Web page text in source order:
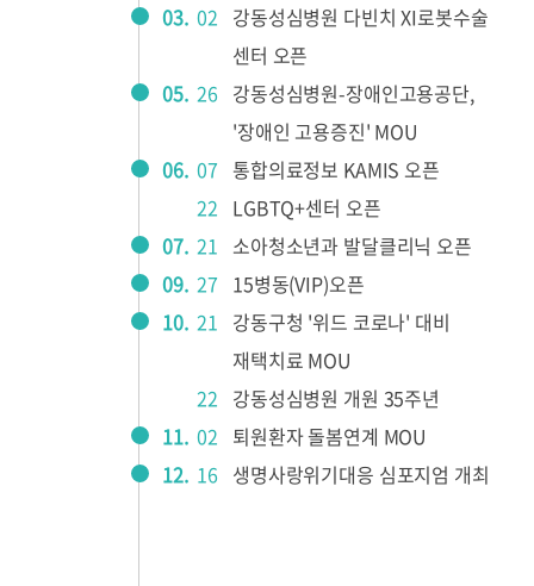
03. 02 강동성심병원 다빈치 XI로봇수술
센터 오픈
05. 26 강동성심병원-장애인고용공단,
'장애인 고용증진' MOU
06. 07 통합의료정보 KAMIS 오픈
22 LGBTQ+센터 오픈
07. 21
소아청소년과 발달클리닉 오픈
09. 27
15병동(VIP)오픈
10. 21
강동구청 '위드 코로나' 대비
재택치료 MOU
22 강동성심병원 개원 35주년
11. 02 퇴원환자 돌봄연계 MOU
12. 16 생명사랑위기대응 심포지엄 개최